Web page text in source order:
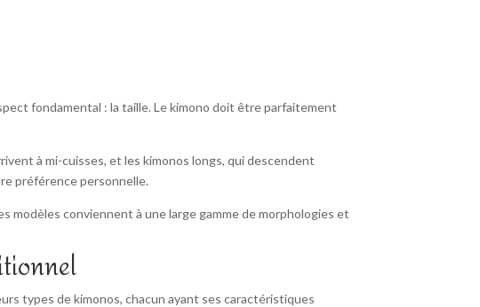
fondamental : la taille. Le kimono doit être parfaitement
à mi-cuisses, et les kimonos longs, qui descendent
préférence personnelle.
modèles conviennent à une large gamme de morphologies et
types de kimonos, chacun ayant ses caractéristiques